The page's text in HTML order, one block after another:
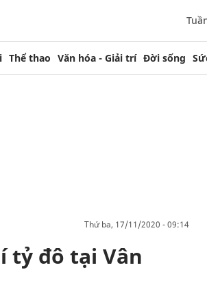
Thể thao Văn hóa - Giải trí Đời sống
thứ ba, 17/11/2020 - 09:14
tỷ đô tại Vân